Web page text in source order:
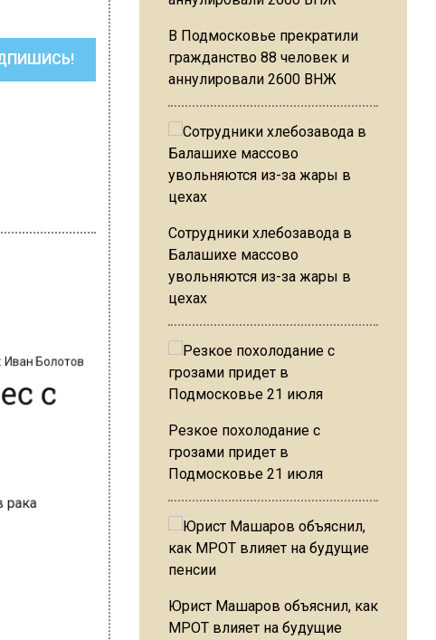
с
В Подмосковье прекратили
гражданство 88 человек и
аннулировали 2600 ВНЖ
Сотрудники хлебозавода в
Балашихе массово
увольняются из-за жары в
цехах
Резкое похолодание с
грозами придет в
Подмосковье 21 июля
Юрист Машаров объяснил, как
МРОТ влияет на будущие